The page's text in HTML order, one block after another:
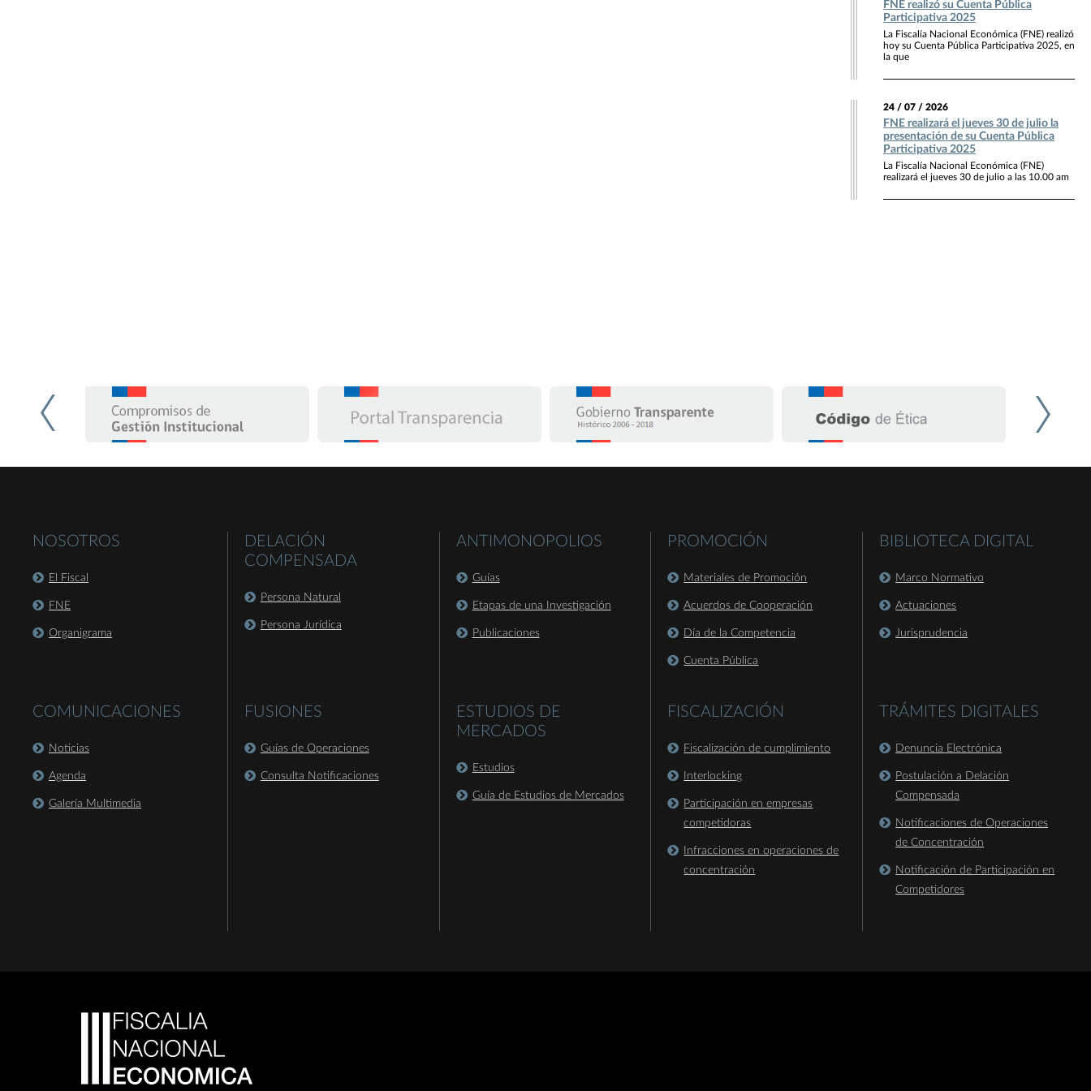
FNE realizó su Cuenta Pública
Participativa 2025
La Fiscalía Nacional Económica (FNE) realizó
hoy su Cuenta Pública Participativa 2025, en
la que
24 / 07 / 2026
FNE realizará el jueves 30 de julio la
presentación de su Cuenta Pública
Participativa 2025
La Fiscalía Nacional Económica (FNE)
realizará el jueves 30 de julio a las 10.00 am
NOSOTROS
El Fiscal
FNE
Organigrama
COMUNICACIONES
Noticias
Agenda
Galería Multimedia
DELACIÓN
COMPENSADA
Persona Natural
Persona Jurídica
FUSIONES
Guías de Operaciones
Consulta Notificaciones
ANTIMONOPOLIOS
Guías
Etapas de una Investigación
Publicaciones
ESTUDIOS DE
MERCADOS
Estudios
Guía de Estudios de Mercados
PROMOCIÓN
Materiales de Promoción
Acuerdos de Cooperación
Día de la Competencia
Cuenta Pública
FISCALIZACIÓN
Fiscalización de cumplimiento
Interlocking
Participación en empresas
competidoras
Infracciones en operaciones de
concentración
BIBLIOTECA DIGITAL
Marco Normativo
Actuaciones
Jurisprudencia
TRÁMITES DIGITALES
Denuncia Electrónica
Postulación a Delación
Compensada
Notificaciones de Operaciones
de Concentración
Notificación de Participación en
Competidores